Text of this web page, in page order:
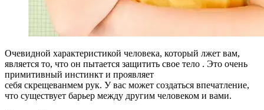
Очевидной характеристикой человека, который лжет вам,
является то, что он пытается защитить свое тело . Это очень
примитивный инстинкт и проявляет
себя скрещеванмем рук. У вас может создаться впечатление,
что существует барьер между другим человеком и вами.